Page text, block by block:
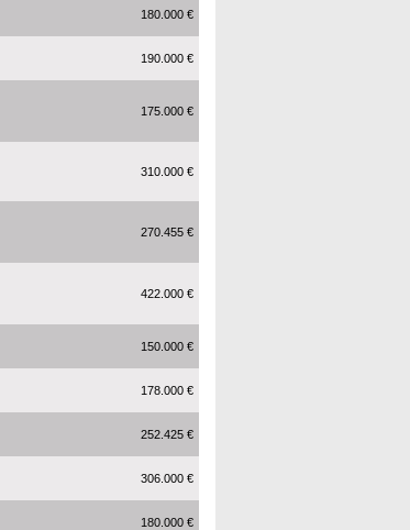
180.000 €
190.000 €
175.000 €
310.000 €
270.455 €
422.000 €
150.000 €
178.000 €
252.425 €
306.000 €
180.000 €